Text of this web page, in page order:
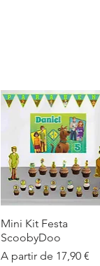
Visualização rápida
Mini Kit Festa
ScoobyDoo
A partir de 17,90 €
Preço promocional